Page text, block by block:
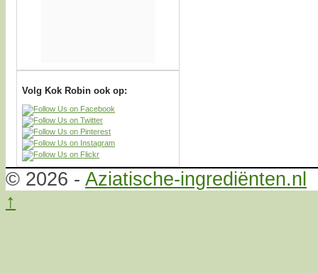
Volg Kok Robin ook op:
© 2026 - Aziatische-ingrediënten.nl
↑